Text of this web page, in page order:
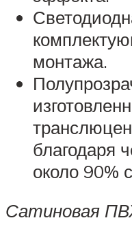
монтажа.
благодаря
около 90%
Сатиновая